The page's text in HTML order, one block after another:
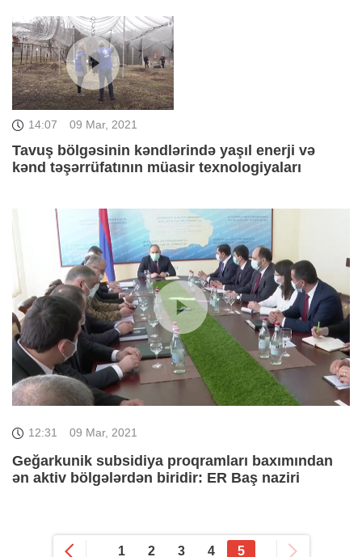
14:07 09 Mar, 2021
Tavuş bölgəsinin kəndlərində yaşıl enerji və
kənd təşərrüfatının müasir texnologiyaları
12:31 09 Mar, 2021
Geğarkunik subsidiya proqramları baxımından
ən aktiv bölgələrdən biridir: ER Baş naziri
1 2 3 4 5